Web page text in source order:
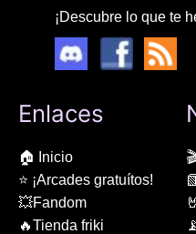
¡Descubre lo que te
Enlaces
🏠 Inicio
⭐ ¡Arcades gratuítos!
💥Fandom
🔥Tienda friki